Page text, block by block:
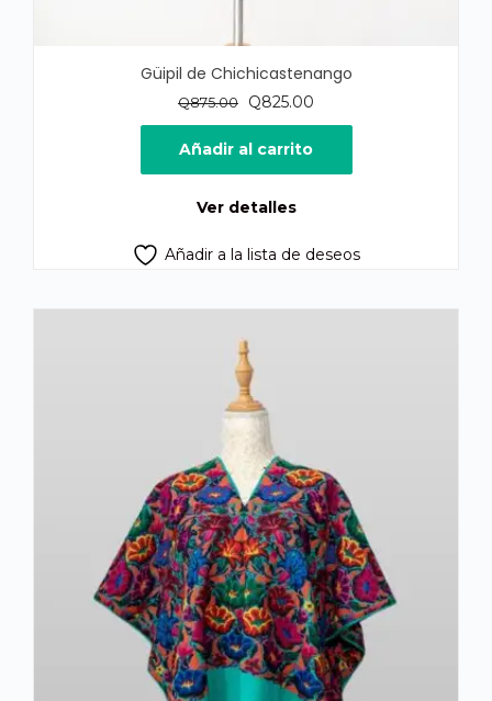
Güipil de Chichicastenango
Q875.00
El
precio
original
era:
Q825.00
precio
es:
Añadir al carrito
Ver detalles
Añadir a la lista de deseos